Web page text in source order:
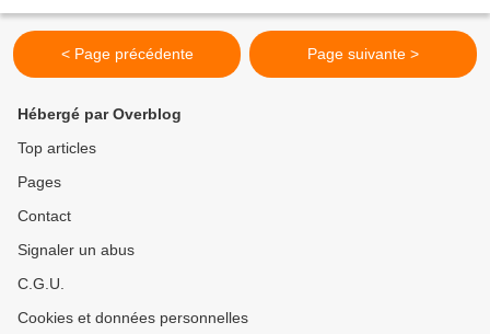
< Page précédente Page suivante >
Hébergé par Overblog
Top articles
Pages
Contact
Signaler un abus
C.G.U.
Cookies et données personnelles